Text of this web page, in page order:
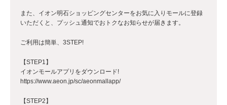
また、イオン明石ショッピングセンターをお気に入りモールに登録
いただくと、プッシュ通知でおトクなお知らせが届きます。
ご利用は簡単、3STEP!
【STEP1】
イオンモールアプリをダウンロード!
https://www.aeon.jp/sc/aeonmallapp/
【STEP2】